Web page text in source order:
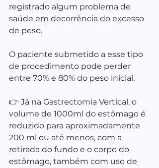
registrado algum problema de
saúde em decorrência do excesso
de peso.
O paciente submetido a esse tipo
de procedimento pode perder
entre 70% e 80% do peso inicial.
👉 Já na Gastrectomia Vertical, o
volume de 1000ml do estômago é
reduzido para aproximadamente
200 ml ou até menos, com a
retirada do fundo e o corpo do
estômago, também com uso de